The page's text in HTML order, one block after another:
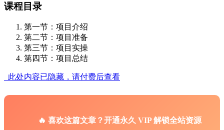
课程目录
第一节：项目介绍
第二节：项目准备
第三节：项目实操
第四节：项目总结
此处内容已隐藏，请付费后查看
🔥 喜欢这篇文章？开通永久 VIP 解锁全站资源